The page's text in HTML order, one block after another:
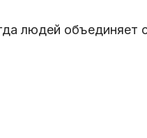
людей объединяет